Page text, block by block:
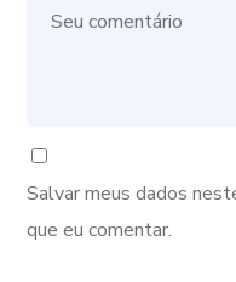
Salvar meus dados
que eu comentar.